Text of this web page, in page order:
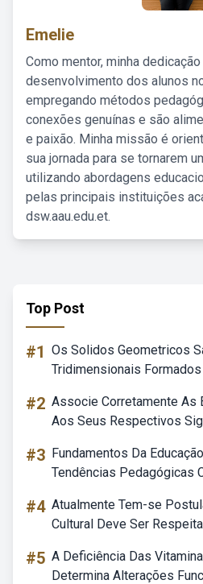
Emelie
Como mentor, minha
desenvolvimento dos alunos
empregando métodos
conexões genuínas e são
e paixão. Minha missão é
sua jornada para se tornarem
utilizando abordagens
pelas principais instituições
dsw.aau.edu.et.
Top Post
#1 Os Solidos Geometricos
Tridimensionais
#2 Associe Corretamente As
Aos Seus Respectivos
#3 Fundamentos Da
Tendências Pedagógicas
#4 Atualmente Tem-se
Cultural Deve Ser
#5 A Deficiência Das
Determina Alterações